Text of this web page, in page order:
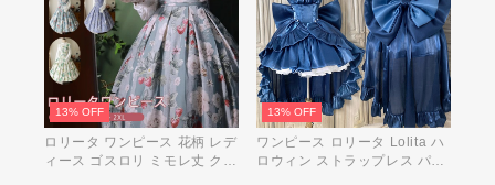
13% OFF
ロリータ ワンピース 花柄 レデ
ィース ゴスロリ ミモレ丈 クラ
13% OFF
ワンピース ロリータ Lolita ハ
ロウィン ストラップレス パフ